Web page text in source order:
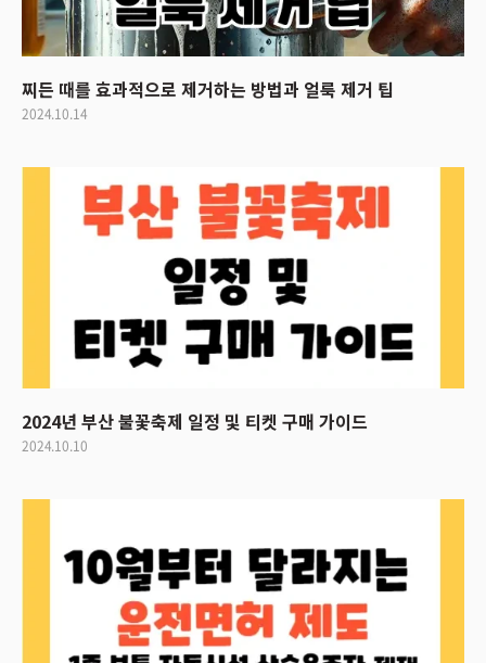
찌든 때를 효과적으로 제거하는 방법과 얼룩 제거 팁
2024.10.14
2024년 부산 불꽃축제 일정 및 티켓 구매 가이드
2024.10.10